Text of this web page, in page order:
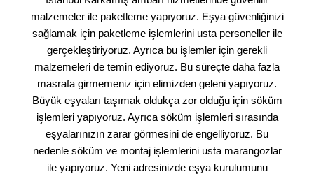
malzemeler ile paketleme yapıyoruz. Eşya güvenliğinizi
sağlamak için paketleme işlemlerini usta personeller ile
gerçekleştiriyoruz. Ayrıca bu işlemler için gerekli
malzemeleri de temin ediyoruz. Bu süreçte daha fazla
masrafa girmemeniz için elimizden geleni yapıyoruz.
Büyük eşyaları taşımak oldukça zor olduğu için söküm
işlemleri yapıyoruz. Ayrıca söküm işlemleri sırasında
eşyalarınızın zarar görmesini de engelliyoruz. Bu
nedenle söküm ve montaj işlemlerini usta marangozlar
ile yapıyoruz. Yeni adresinizde eşya kurulumunu